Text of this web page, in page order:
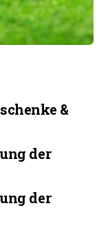
&
der
der